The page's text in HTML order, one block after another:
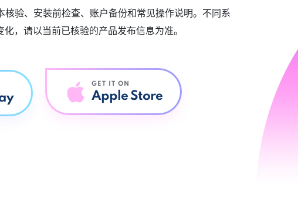
验、安装前检查、账户备份和常见操作说明。不同系
，请以当前已核验的产品发布信息为准。
GET IT ON
Apple Store